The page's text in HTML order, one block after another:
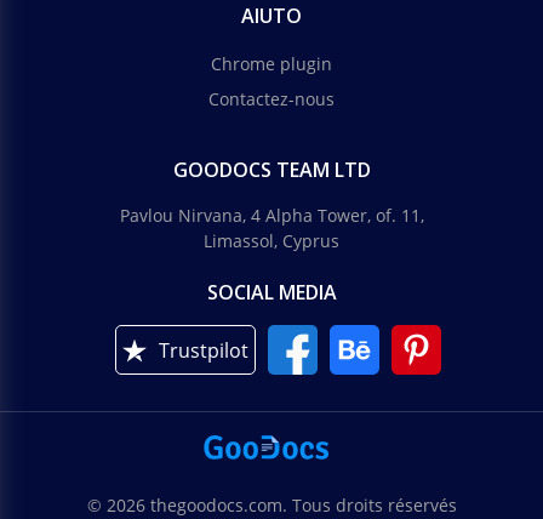
AIUTO
Chrome plugin
Contactez-nous
GOODOCS TEAM LTD
Pavlou Nirvana, 4 Alpha Tower, of. 11,
Limassol, Cyprus
SOCIAL MEDIA
Trustpilot
© 2026 thegoodocs.com. Tous droits réservés